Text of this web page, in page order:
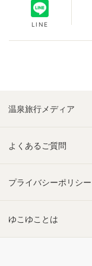
LINE
温泉旅行メディア
よくあるご質問
プライバシーポリシー
ゆこゆことは